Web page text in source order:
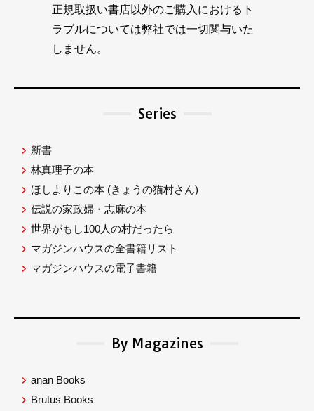
正規取扱い書店以外のご購入におけるト
ラブルについては弊社では一切関与いた
しません。
Series
新書
林真理子の本
ほしよりこの本 (きょうの猫村さん)
伝説の家政婦・志麻の本
世界がもし100人の村だったら
マガジンハウスの全書籍リスト
マガジンハウスの電子書籍
By Magazines
anan Books
Brutus Books